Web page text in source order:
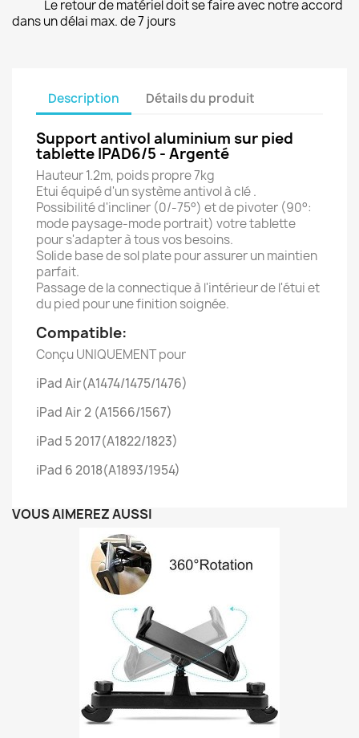
Le retour de matériel doit se faire avec notre accord
dans un délai max. de 7 jours
Description Détails du produit
Support antivol aluminium sur pied
tablette IPAD6/5 - Argenté
Hauteur 1.2m, poids propre 7kg
Etui équipé d'un système antivol à clé .
Possibilité d'incliner (0/-75°) et de pivoter (90°:
mode paysage-mode portrait) votre tablette
pour s'adapter à tous vos besoins.
Solide base de sol plate pour assurer un maintien
parfait.
Passage de la connectique à l'intérieur de l'étui et
du pied pour une finition soignée.
Compatible:
Conçu UNIQUEMENT pour
iPad Air(A1474/1475/1476)
iPad Air 2 (A1566/1567)
iPad 5 2017(A1822/1823)
iPad 6 2018(A1893/1954)
VOUS AIMEREZ AUSSI